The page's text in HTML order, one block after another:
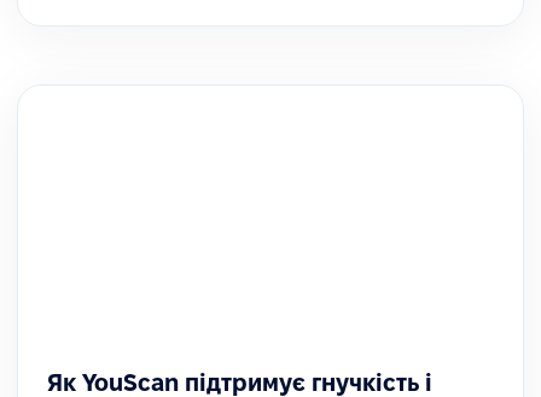
Як YouScan підтримує гнучкість і